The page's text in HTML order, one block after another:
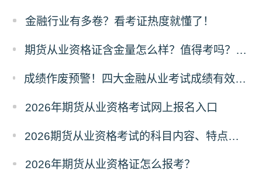
金融行业有多卷？看考证热度就懂了！
​期货从业资格证含金量怎么样？值得考吗？深度解析来了！
成绩作废预警！四大金融从业考试成绩有效期速查，别让辛苦白费！
2026年期货从业资格考试网上报名入口
2026期货从业资格考试的科目内容、特点及难度深度解析
2026年期货从业资格证怎么报考？